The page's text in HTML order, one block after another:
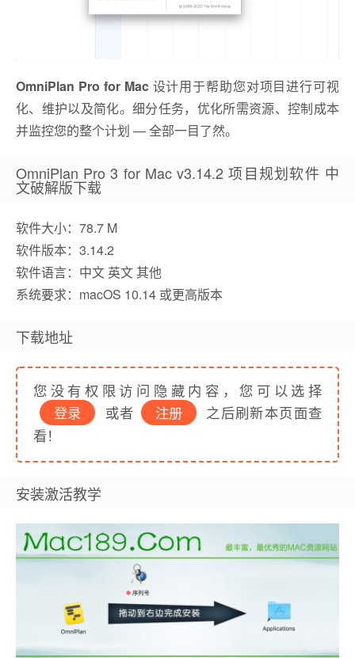
OmniPlan Pro for Mac设计用于帮助您对项目进行可视
化、维护以及简化。细分任务，优化所需资源、控制成本
并监控您的整个计划 — 全部一目了然。
OmniPlan Pro 3 for Mac v3.14.2 项目规划软件 中
文破解版下载
软件大小：78.7 M
软件版本：3.14.2
软件语言：中文 英文 其他
系统要求：macOS 10.14 或更高版本
下载地址
您没有权限访问隐藏内容，您可以选择
登录
或者 注册
之后刷新本页面查
看！
安装激活教学